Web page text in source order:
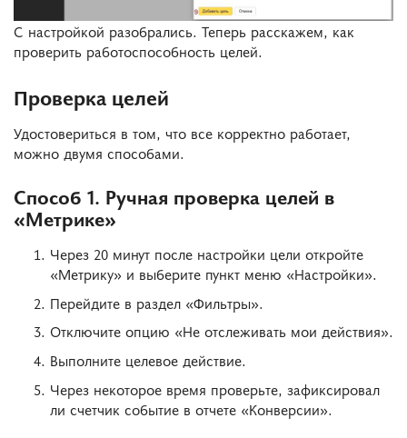
С настройкой разобрались. Теперь расскажем, как
проверить работоспособность целей.
Проверка целей
Удостовериться в том, что все корректно работает,
можно двумя способами.
Способ 1. Ручная проверка целей в
«Метрике»
Через 20 минут после настройки цели откройте
«Метрику» и выберите пункт меню «Настройки».
Перейдите в раздел «Фильтры».
Отключите опцию «Не отслеживать мои действия».
Выполните целевое действие.
Через некоторое время проверьте, зафиксировал
ли счетчик событие в отчете «Конверсии».